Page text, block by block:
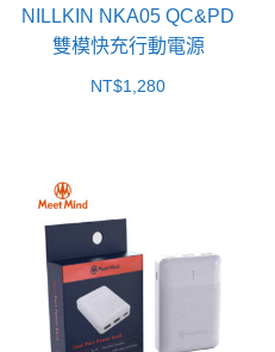
NILLKIN NKA05 QC&PD
雙模快充行動電源
NT$1,280